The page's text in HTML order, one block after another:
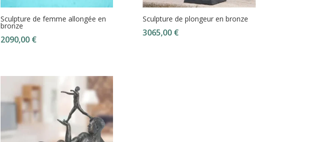
Sculpture de femme allongée en
bronze
2090,00 €
Sculpture de plongeur en bronze
3065,00 €